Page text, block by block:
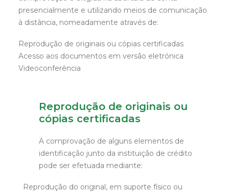
presencialmente e utilizando meios de comunicação
à distância, nomeadamente através de:
Reprodução de originais ou cópias certificadas
Acesso aos documentos em versão eletrónica
Videoconferência
Reprodução de originais ou
cópias certificadas
A comprovação de alguns elementos de
identificação junto da instituição de crédito
pode ser efetuada mediante:
Reprodução do original, em suporte físico ou